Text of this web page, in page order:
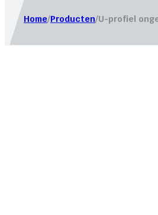
Home/Producten/U-profiel